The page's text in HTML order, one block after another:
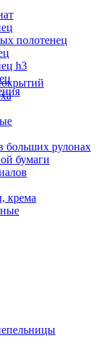
полотенец
h3
больших рулонах
бумаги
крема